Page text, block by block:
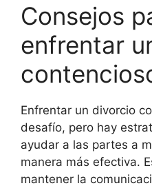
Consejos
enfrentar
Enfrentar un divorcio
desafío, pero hay
ayudar a las partes a
manera más efectiva.
mantener la